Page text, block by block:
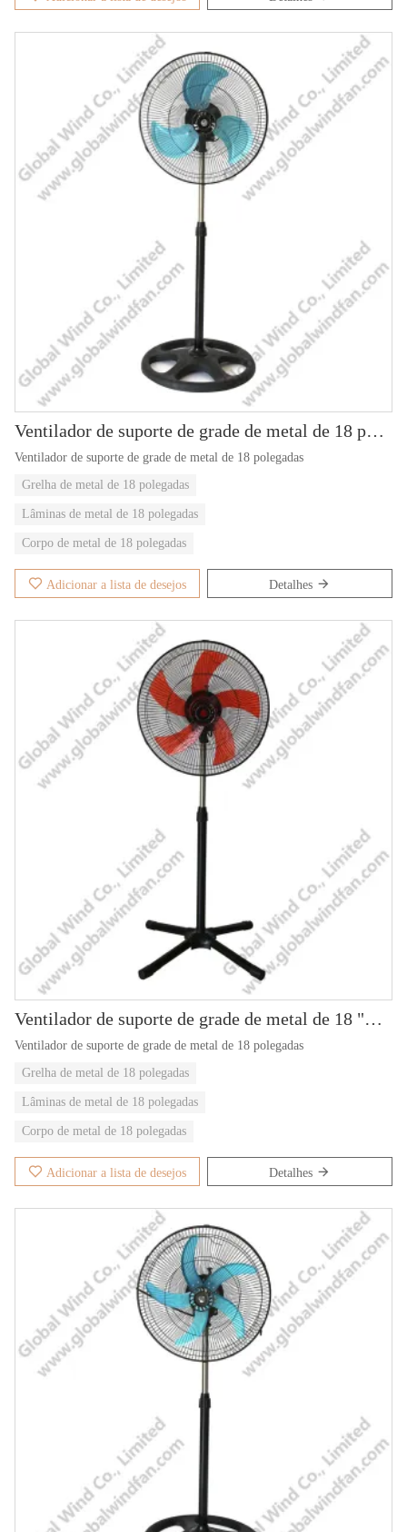
Ventilador de suporte de grade de metal de 18 polegadas GWFS-88
Ventilador de suporte de grade de metal de 18 polegadas
Grelha de metal de 18 polegadas
Lâminas de metal de 18 polegadas
Corpo de metal de 18 polegadas
Adicionar a lista de desejos Detalhes
Ventilador de suporte de grade de metal de 18 "GWFS-92
Ventilador de suporte de grade de metal de 18 polegadas
Grelha de metal de 18 polegadas
Lâminas de metal de 18 polegadas
Corpo de metal de 18 polegadas
Adicionar a lista de desejos Detalhes